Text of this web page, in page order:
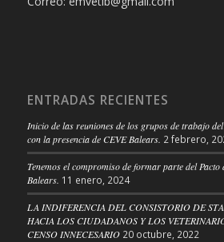
ENTRADAS RECIENTES
Inicio de las reuniones de los grupos de trabajo
con la presencia de CEVE Balears. 2 febrero,
Tenemos el compromiso de formar parte del Pacto
Balears. 11 enero, 2024
LA INDIFERENCIA DEL CONSISTORIO DE
HACIA LOS CIUDADANOS Y LOS
CENSO INNECESARIO 20 octubre, 2022